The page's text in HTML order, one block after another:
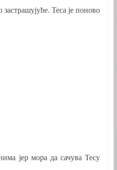
Теса је поново
јер мора да сачува Тесу